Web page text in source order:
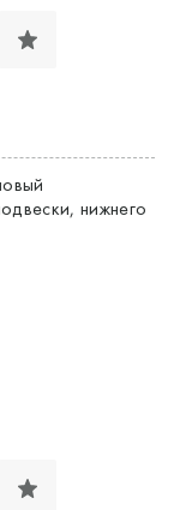
нижнего